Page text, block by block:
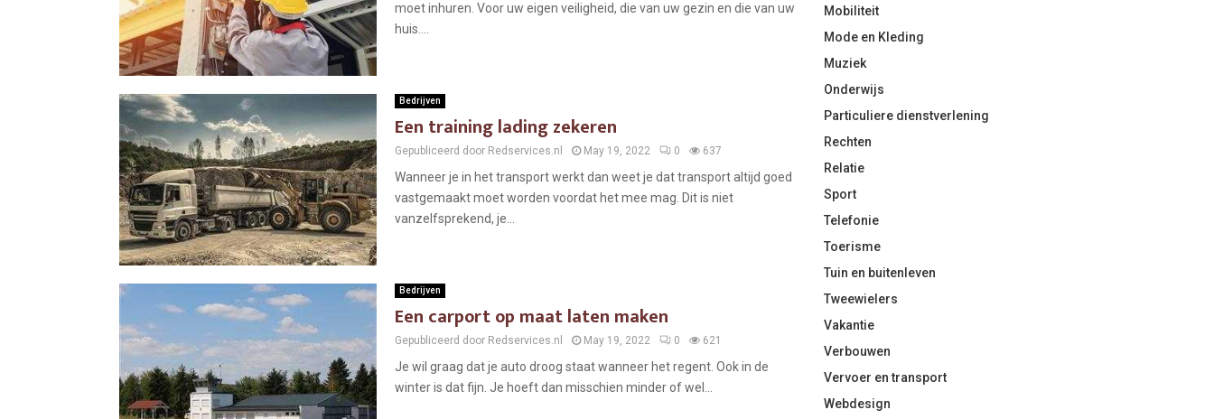
moet inhuren. Voor uw eigen veiligheid, die van uw gezin en die van uw
huis....
Bedrijven
Een training lading zekeren
Gepubliceerd door Redservices.nl May 19, 2022 0 637
Wanneer je in het transport werkt dan weet je dat transport altijd goed
vastgemaakt moet worden voordat het mee mag. Dit is niet
vanzelfsprekend, je...
Bedrijven
Een carport op maat laten maken
Gepubliceerd door Redservices.nl May 19, 2022 0 621
Je wil graag dat je auto droog staat wanneer het regent. Ook in de
winter is dat fijn. Je hoeft dan misschien minder of wel...
Mobiliteit
Mode en Kleding
Muziek
Onderwijs
Particuliere dienstverlening
Rechten
Relatie
Sport
Telefonie
Toerisme
Tuin en buitenleven
Tweewielers
Vakantie
Verbouwen
Vervoer en transport
Webdesign